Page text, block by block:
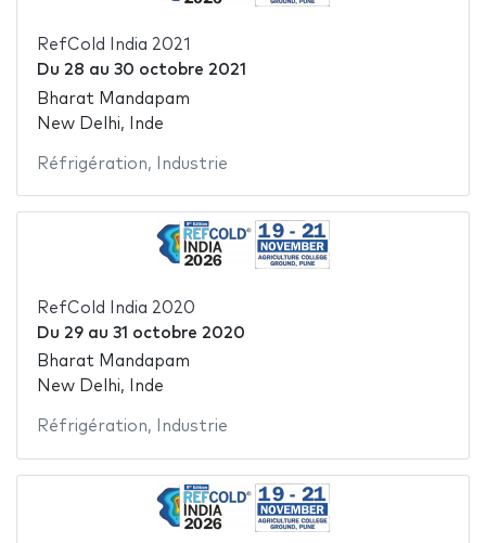
RefCold India 2021
Du 28 au 30 octobre 2021
Bharat Mandapam
New Delhi, Inde
Réfrigération, Industrie
RefCold India 2020
Du 29au 31 octobre 2020
Bharat Mandapam
New Delhi, Inde
Réfrigération, Industrie